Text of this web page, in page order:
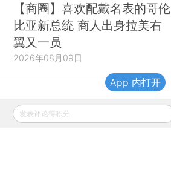
【商圈】喜欢配戴名表的哥伦
比亚新总统 商人出身拉美右
翼又一员
2026年08月09日
财新移动
发表评论得积分
App 内打开